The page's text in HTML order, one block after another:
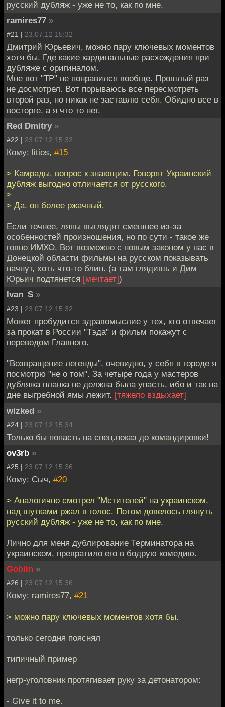
русский дубляж - уже не то, как по мне.
ramires77 »
#21 | 23.07.12 15:32
Дмитрий Юрьевич, можно пару ключевых моментов
хотя бы. Где какие кардинальные расхождения при
дубляже с оригиналом.
Мне вот "ТР" не понравился вообще. Прошлый раз
не досмотрел. Вот порываюсь все пересмотреть
второй раз, но никак не заставлю себя. Обидно все в
восторге, а я что то нет.
Red Dmitry »
#22 | 23.07.12 15:32
Кому: litios, #15
> Камрады, вопрос к знающим. Говорят Украинский
дубляж выгодно отличается от русского.
>
> Да, он более ржачный.
Если точнее, ляпы выглядят смешнее из-за
особенностей произношения, но по сути - такое же
говно ИМХО. Вот возможно с новым законом у нас в
Донецкой области фильмы на русском показывать
начнут, хоть что-то блин. (а там глядишь и Дим
Юрьич подтянется [мечтает])
Ivan_S »
#23 | 23.07.12 15:32
Может пробудится здравомыслие у тех, кто отвечает
за прокат в России "Тэда" и фильм покажут с
переводом Главного.
"Возвращение легенды", очевидно, у себя в городе я
посмотрю "не о том". За четыре года у мастеров
дубляжа планка не должна была упасть, ибо и так на
дне выгребной ямы лежит. [тяжело вздыхает]
wizked »
#24 | 23.07.12 15:34
Только бы попасть на спец.показ до командировки!
ov3rb »
#25 | 23.07.12 15:36
Кому: Сыч, #20
> Аналогично смотрел "Мстителей" на украинском,
над шутками ржал в голос. Потом довелось глянуть
русский дубляж - уже не то, как по мне.
Лично для меня дублирование Терминатора на
украинском, превратило его в бодрую комедию.
Goblin »
#26 | 23.07.12 15:36
Кому: ramires77, #21
> можно пару ключевых моментов хотя бы.
только сегодня пояснял
типичный пример
негр-уголовник протягивает руку за детонатором:
- Give it to me.